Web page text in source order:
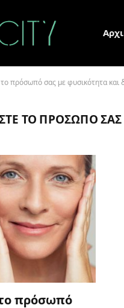
πρόσωπό σας με φυσικότητα και
ΤΟ ΠΡΌΣΩΠΌ ΣΑΣ
πρόσωπό